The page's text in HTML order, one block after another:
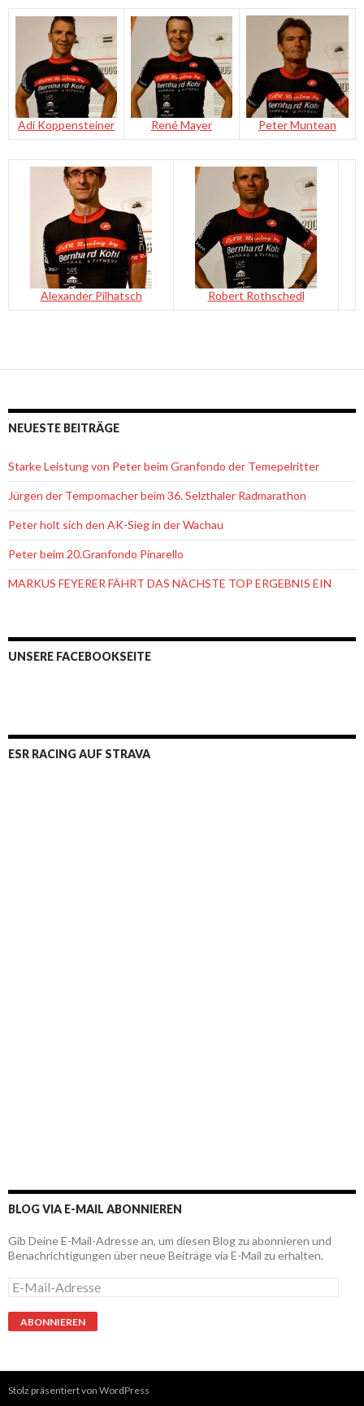
Adi Koppensteiner René Mayer Peter Muntean
Alexander Pilhatsch Robert Rothschedl
NEUESTE BEITRÄGE
Starke Leistung von Peter beim Granfondo der Temepelritter
Jürgen der Tempomacher beim 36. Selzthaler Radmarathon
Peter holt sich den AK-Sieg in der Wachau
Peter beim 20.Granfondo Pinarello
MARKUS FEYERER FÄHRT DAS NÄCHSTE TOP ERGEBNIS EIN
UNSERE FACEBOOKSEITE
ESR RACING AUF STRAVA
BLOG VIA E-MAIL ABONNIEREN
Gib Deine E-Mail-Adresse an, um diesen Blog zu abonnieren und
Benachrichtigungen über neue Beiträge via E-Mail zu erhalten.
E
-
M
a
-
A
Stolz präsentiert von WordPress